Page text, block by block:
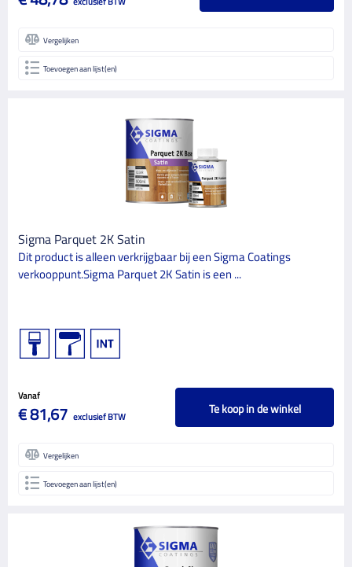
Vergelijken
Toevoegen aan lijst(en)
Sigma Parquet 2K Satin
Dit product is alleen verkrijgbaar bij een Sigma Coatings
verkooppunt.Sigma Parquet 2K Satin is een ...
Vanaf
€ 81,67 exclusief BTW Te koop in de winkel
Vergelijken
Toevoegen aan lijst(en)